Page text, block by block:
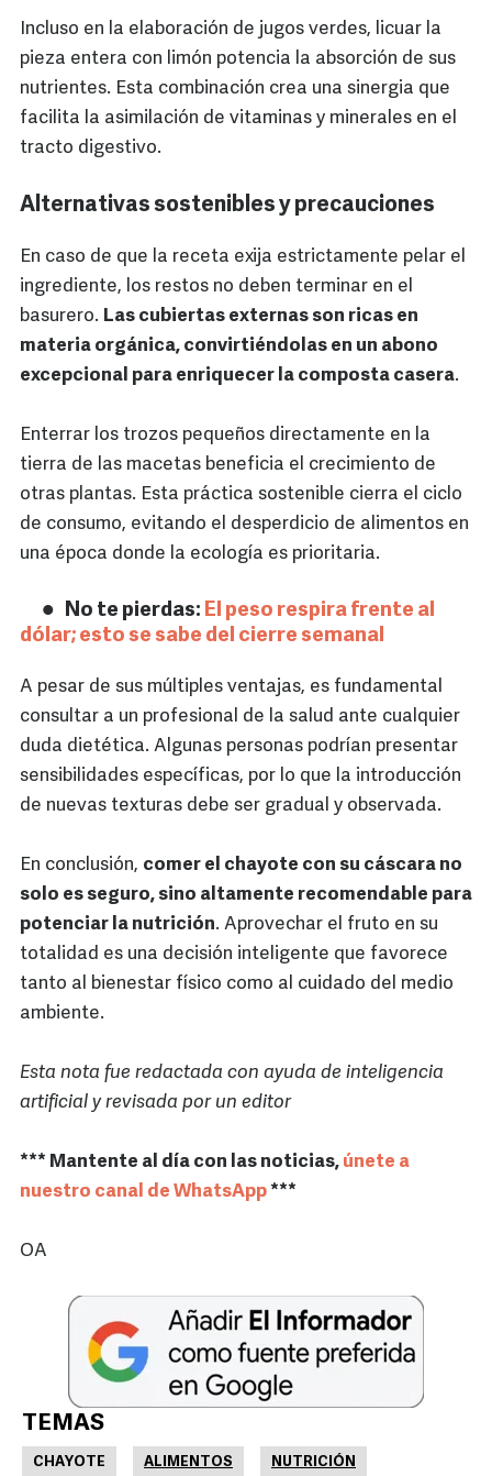
Incluso en la elaboración de jugos verdes, licuar la
pieza entera con limón potencia la absorción de sus
nutrientes. Esta combinación crea una sinergia que
facilita la asimilación de vitaminas y minerales en el
tracto digestivo.
Alternativas sostenibles y precauciones
En caso de que la receta exija estrictamente pelar el
ingrediente, los restos no deben terminar en el
basurero. Las cubiertas externas son ricas en
materia orgánica, convirtiéndolas en un abono
excepcional para enriquecer la composta casera.
Enterrar los trozos pequeños directamente en la
tierra de las macetas beneficia el crecimiento de
otras plantas. Esta práctica sostenible cierra el ciclo
de consumo, evitando el desperdicio de alimentos en
una época donde la ecología es prioritaria.
No te pierdas: El peso respira frente al
dólar; esto se sabe del cierre semanal
A pesar de sus múltiples ventajas, es fundamental
consultar a un profesional de la salud ante cualquier
duda dietética. Algunas personas podrían presentar
sensibilidades específicas, por lo que la introducción
de nuevas texturas debe ser gradual y observada.
En conclusión, comer el chayote con su cáscara no
solo es seguro, sino altamente recomendable para
potenciar la nutrición. Aprovechar el fruto en su
totalidad es una decisión inteligente que favorece
tanto al bienestar físico como al cuidado del medio
ambiente.
Esta nota fue redactada con ayuda de inteligencia
artificial y revisada por un editor
*** Mantente al día con las noticias, únete a
nuestro canal de WhatsApp***
OA
TEMAS
CHAYOTE ALIMENTOS NUTRICIÓN